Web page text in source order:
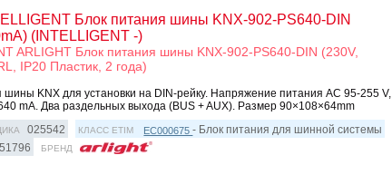
Блок питания шины KNX-902-PS640-DIN
(INTELLIGENT -)
ARLIGHT Блок питания шины KNX-902-PS640-DIN (230V,
IP20 Пластик, 2 года)
шины KNX для установки на DIN-рейку. Напряжение питания AC 95-255 V,
640 mA. Два раздельных выхода (BUS + AUX). Размер 90×108×64mm
025542 КЛАСС ETIM EC000675- Блок питания для шинной системы
БРЕНД